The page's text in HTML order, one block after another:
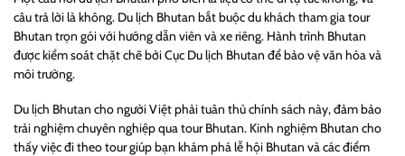
câu trả lời là không. Du lịch Bhutan bắt buộc du khách tham gia tour
Bhutan trọn gói với hướng dẫn viên và xe riêng. Hành trình Bhutan
được kiểm soát chặt chẽ bởi Cục Du lịch Bhutan để bảo vệ văn hóa và
môi trường.
Du lịch Bhutan cho người Việt phải tuân thủ chính sách này, đảm bảo
trải nghiệm chuyên nghiệp qua tour Bhutan. Kinh nghiệm Bhutan cho
thấy việc đi theo tour giúp bạn khám phá lễ hội Bhutan và các điểm